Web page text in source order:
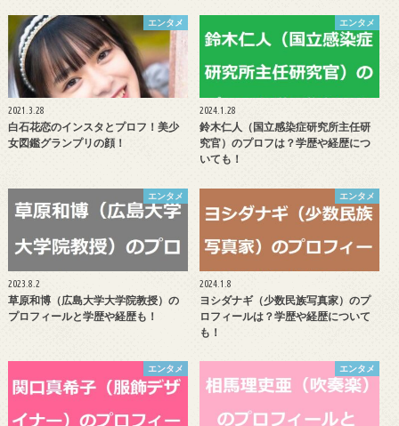
エンタメ
2021.3.28
白石花恋のインスタとプロフ！美少
女図鑑グランプリの顔！
エンタメ
2024.1.28
鈴木仁人（国立感染症研究所主任研
究官）のプロフは？学歴や経歴につ
いても！
エンタメ
2023.8.2
草原和博（広島大学大学院教授）の
プロフィールと学歴や経歴も！
エンタメ
2024.1.8
ヨシダナギ（少数民族写真家）のプ
ロフィールは？学歴や経歴について
も！
エンタメ エンタメ